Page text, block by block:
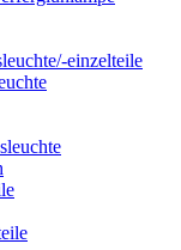
einzelteile